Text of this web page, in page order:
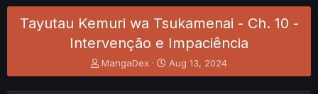
Tayutau Kemuri wa Tsukamenai - Ch. 10 -
Intervenção e Impaciência
T
h
MangaDex
S
t
Aug 13, 2024